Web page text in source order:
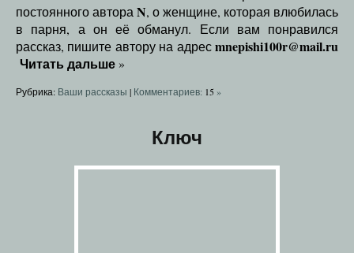
постоянного автораN, о женщине, которая влюбилась
в парня, а он её обманул. Если вам понравился
рассказ, пишите автору на адресmnepishi100r@mail.ru
Читать дальше »
Рубрика: Ваши рассказы | Комментариев: 15»
Ключ